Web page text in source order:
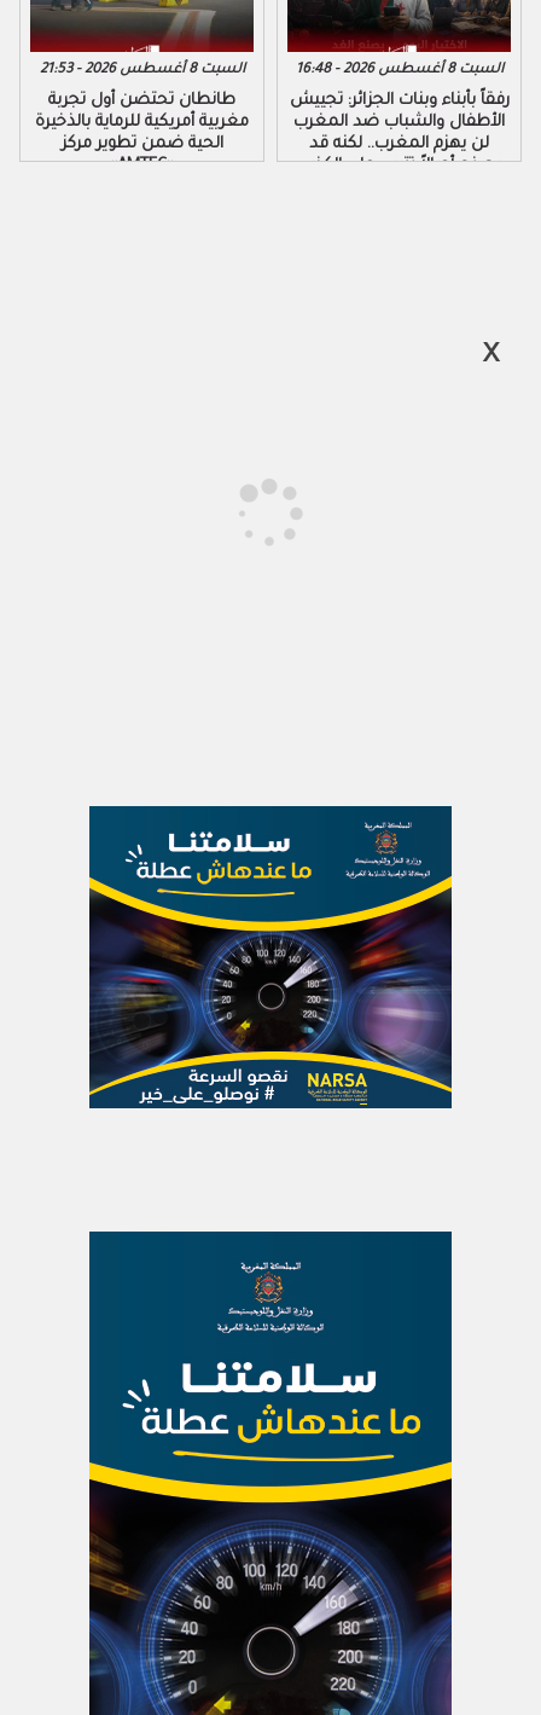
السبت 8 أغسطس 2026 - 21:53
طانطان تحتضن أول تجربة
مغربية أمريكية للرماية بالذخيرة
الحية ضمن تطوير مركز
«AMTEC»
السبت 8 أغسطس 2026 - 16:48
رفقاً بأبناء وبنات الجزائر: تجييش
الأطفال والشباب ضد المغرب
لن يهزم المغرب.. لكنه قد
يصنع أجيالاً تتربى على الكذب